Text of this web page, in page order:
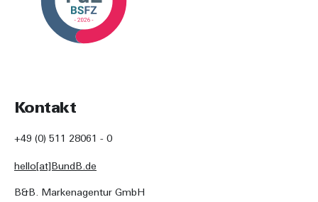
Kontakt
+49 (0) 511 28061 - 0
hello[at]BundB.de
B&B. Markenagentur GmbH